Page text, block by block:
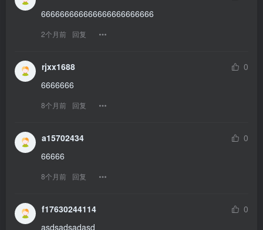
666666666666666666666666
2个月前 回复
rjxx1688
0
6666666
8个月前 回复
a15702434
0
66666
8个月前 回复
f17630244114
0
asdsadsadasd